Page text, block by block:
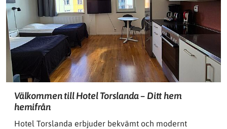
Välkommen till Hotel Torslanda – Ditt hem
hemifrån
Hotel Torslanda erbjuder bekvämt och modernt